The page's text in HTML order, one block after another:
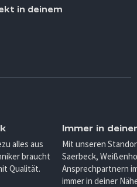
in deinem
alles aus
braucht
Qualität.
Immer in
Mit unseren
Saerbeck,
Ansprechpartnern
immer in deiner